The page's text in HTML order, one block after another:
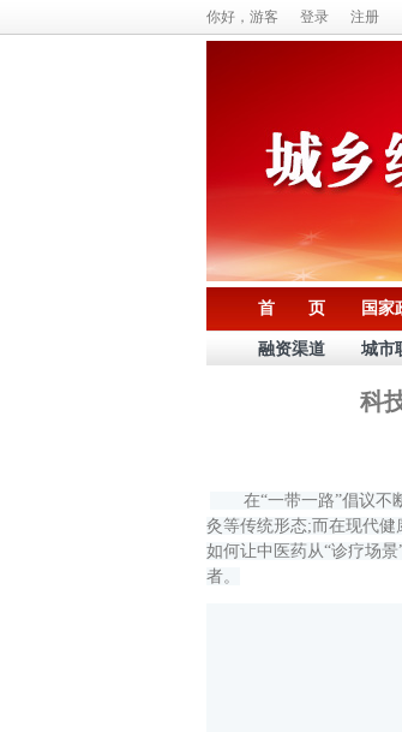
你好，游客 登录 注册
首 页 国家
融资渠道 城市
科
在“一带一路”倡议不断
灸等传统形态;而在现代健
如何让中医药从“诊疗场
者。